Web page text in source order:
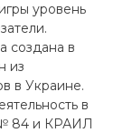
уровень
создана в
из
в Украине.
в
84 и КРАИЛ